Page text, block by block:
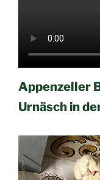
Appenzeller
Urnäsch in